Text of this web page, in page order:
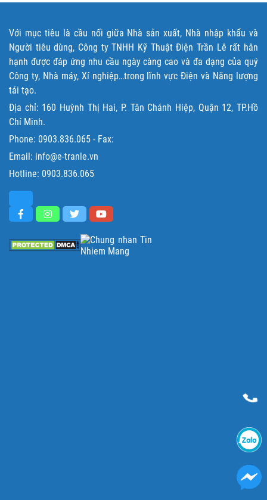
Với mục tiêu là cầu nối giữa Nhà sản xuất, Nhà nhập khẩu và
Người tiêu dùng, Công ty TNHH Kỹ Thuật Điện Trần Lê rất hân
hạnh được đáp ứng nhu cầu ngày càng cao và đa dạng của quý
Công ty, Nhà máy, Xí nghiệp…trong lĩnh vực Điện và Năng lượng
tái tạo.
Địa chỉ: 160 Huỳnh Thị Hai, P. Tân Chánh Hiệp, Quận 12, TP.Hồ
Chí Minh.
Phone: 0903.836.065 - Fax:
Email: info@e-tranle.vn
Hotline: 0903.836.065